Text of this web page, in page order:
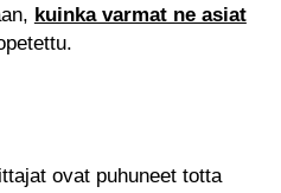
kuinka varmat ne asiat
ovat puhuneet totta